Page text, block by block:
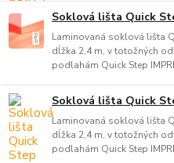
Soklová lišta Quick
Laminovaná soklová lišta
dĺžka 2,4 m, v totožných
podlahám Quick Step
Soklová lišta Quick
Laminovaná soklová lišta
dĺžka 2,4 m, v totožných
podlahám Quick Step